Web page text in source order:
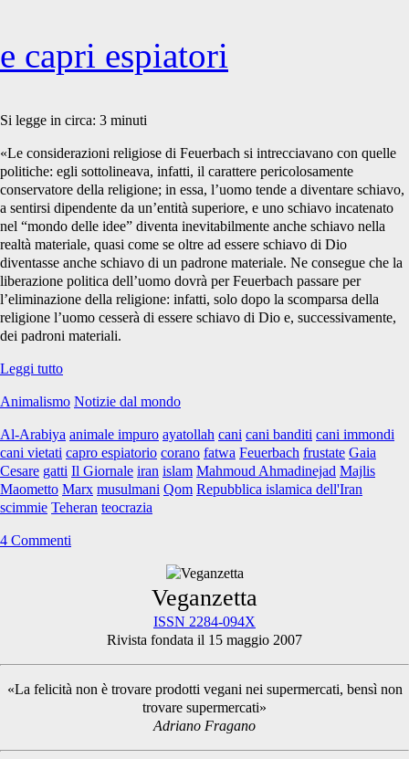
e capri espiatori
Si legge in circa: 3 minuti
«Le considerazioni religiose di Feuerbach si intrecciavano con quelle
politiche: egli sottolineava, infatti, il carattere pericolosamente
conservatore della religione; in essa, l’uomo tende a diventare schiavo,
a sentirsi dipendente da un’entità superiore, e uno schiavo incatenato
nel “mondo delle idee” diventa inevitabilmente anche schiavo nella
realtà materiale, quasi come se oltre ad essere schiavo di Dio
diventasse anche schiavo di un padrone materiale. Ne consegue che la
liberazione politica dell’uomo dovrà per Feuerbach passare per
l’eliminazione della religione: infatti, solo dopo la scomparsa della
religione l’uomo cesserà di essere schiavo di Dio e, successivamente,
dei padroni materiali.
Leggi tuttoIran:
di
Cani
da
abbandonare
nel
deserto,
capri
Animalismo Notizie dal mondo
Al-Arabiya animale impuro ayatollah cani cani banditi cani immondi
cani vietati capro espiatorio corano fatwa Feuerbach frustate Gaia
Cesare gatti Il Giornale iran islam Mahmoud Ahmadinejad Majlis
Maometto Marx musulmani Qom Repubblica islamica dell'Iran
scimmie Teheran teocrazia
4 Commenti
Sidebar
Veganzetta
ISSN 2284-094X
Rivista fondata il 15 maggio 2007
«La felicità non è trovare prodotti vegani nei supermercati, bensì non
trovare supermercati»
Adriano Fragano